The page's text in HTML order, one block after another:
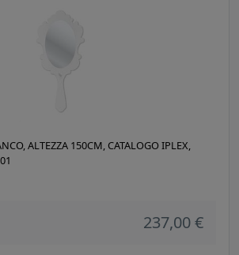
ALTEZZA 150CM, CATALOGO IPLEX,
237,00 €